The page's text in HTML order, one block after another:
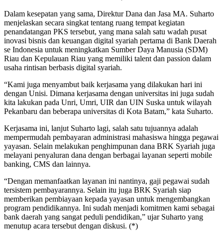
Dalam kesepatan yang sama, Direktur Dana dan Jasa MA. Suharto
menjelaskan secara singkat tentang ruang tempat kegiatan
penandatangan PKS tersebut, yang mana salah satu wadah pusat
inovasi bisnis dan keuangan digital syariah pertama di Bank Daerah
se Indonesia untuk meningkatkan Sumber Daya Manusia (SDM)
Riau dan Kepulauan Riau yang memiliki talent dan passion dalam
usaha rintisan berbasis digital syariah.
“Kami juga menyambut baik kerjasama yang dilakukan hari ini
dengan Unisi. Dimana kerjasama dengan universitas ini juga sudah
kita lakukan pada Unri, Umri, UIR dan UIN Suska untuk wilayah
Pekanbaru dan beberapa universitas di Kota Batam,” kata Suharto.
Kerjasama ini, lanjut Suharto lagi, salah satu tujuannya adalah
mempermudah pembayaran administrasi mahasiswa hingga pegawai
yayasan. Selain melakukan penghimpunan dana BRK Syariah juga
melayani penyaluran dana dengan berbagai layanan seperti mobile
banking, CMS dan lainnya.
“Dengan memanfaatkan layanan ini nantinya, gaji pegawai sudah
tersistem pembayarannya. Selain itu juga BRK Syariah siap
memberikan pembiayaan kepada yayasan untuk mengembangkan
program pendidikannya. Ini sudah menjadi komitmen kami sebagai
bank daerah yang sangat peduli pendidikan,” ujar Suharto yang
menutup acara tersebut dengan diskusi. (*)